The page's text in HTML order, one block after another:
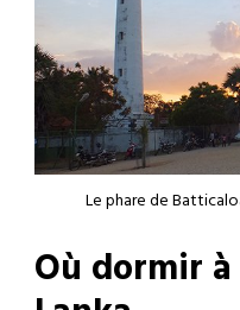
Le phare de
Où dormir